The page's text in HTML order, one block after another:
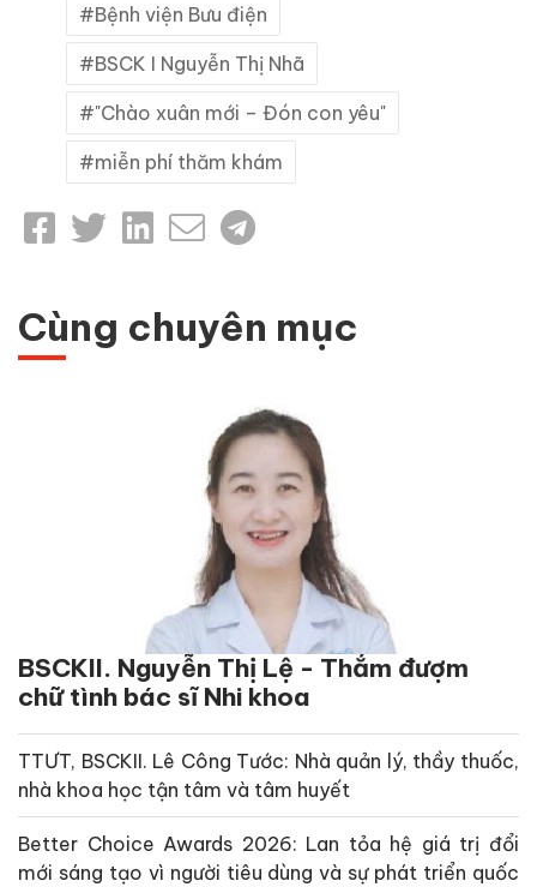
Bệnh viện Bưu điện
BSCK I Nguyễn Thị Nhã
"Chào xuân mới – Đón con yêu"
miễn phí thăm khám
Cùng chuyên mục
BSCKII. Nguyễn Thị Lệ - Thắm đượm
chữ tình bác sĩ Nhi khoa
TTƯT, BSCKII. Lê Công Tước: Nhà quản lý, thầy thuốc,
nhà khoa học tận tâm và tâm huyết
Better Choice Awards 2026: Lan tỏa hệ giá trị đổi
mới sáng tạo vì người tiêu dùng và sự phát triển quốc